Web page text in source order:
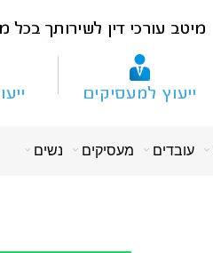
עובדים מעסיקים נשים